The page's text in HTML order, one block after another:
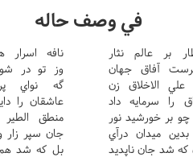
في وصف حاله
بر عالم نثار
نافه
آفاق جهان
وز تو در
الاخلاق زن
گه نواي
را سرمايه داد
عاشقان را
بر خورشيد نور
منطق
ميدان درآي
جان سپر زار
که شد جان ناپديد
بل که شد هم